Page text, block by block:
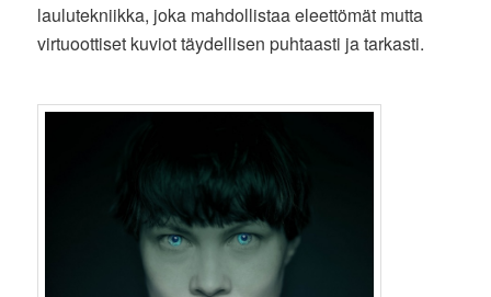
laulutekniikka, joka mahdollistaa eleettömät mutta
virtuoottiset kuviot täydellisen puhtaasti ja tarkasti.